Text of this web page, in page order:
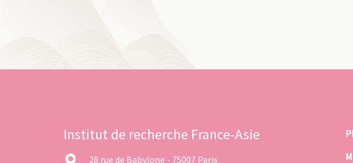
Institut de recherche France-Asie
28 rue de Babylone - 75007 Paris